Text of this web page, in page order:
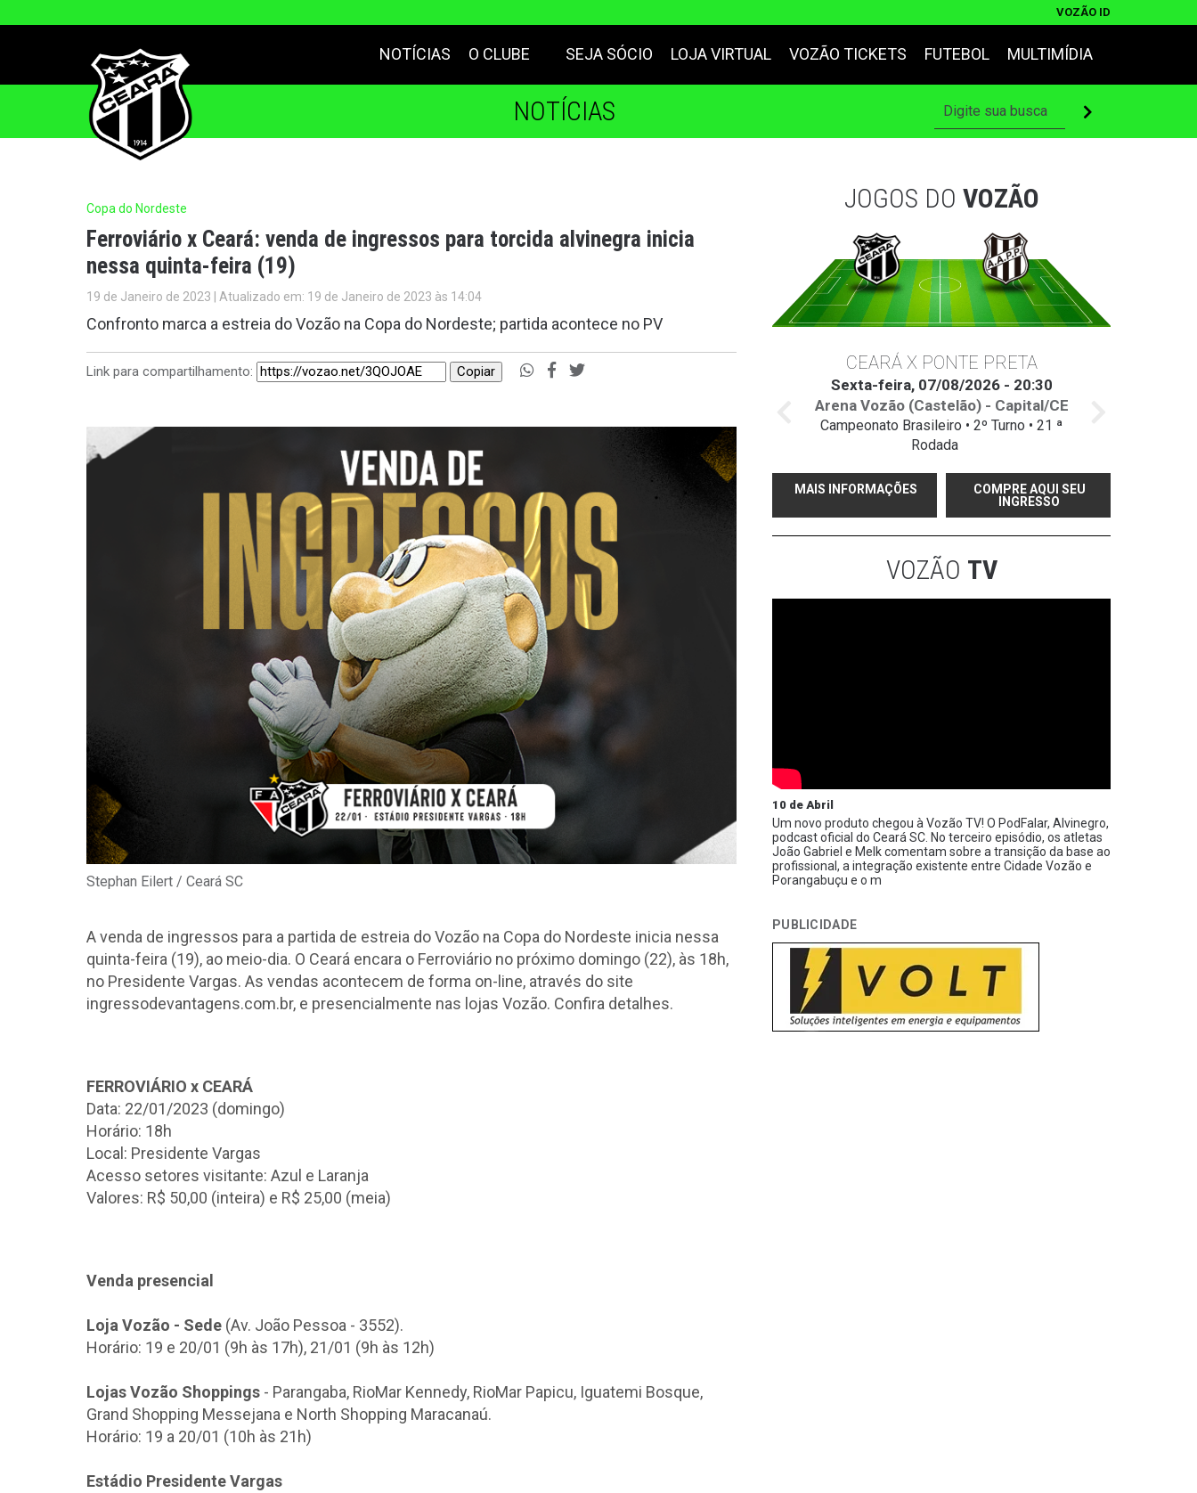
VOZÃO ID
NOTÍCIAS O CLUBE SEJA SÓCIO LOJA VIRTUAL VOZÃO TICKETS FUTEBOL MULTIMÍDIA
NOTÍCIAS
Copa do Nordeste
Ferroviário x Ceará: venda de ingressos para torcida alvinegra inicia
nessa quinta-feira (19)
19 de Janeiro de 2023 | Atualizado em: 19 de Janeiro de 2023 às 14:04
Confronto marca a estreia do Vozão na Copa do Nordeste; partida acontece no PV
Link para compartilhamento: Copiar
Stephan Eilert / Ceará SC
A venda de ingressos para a partida de estreia do Vozão na Copa do Nordeste inicia nessa
quinta-feira (19), ao meio-dia. O Ceará encara o Ferroviário no próximo domingo (22), às 18h,
no Presidente Vargas. As vendas acontecem de forma on-line, através do site
ingressodevantagens.com.br, e presencialmente nas lojas Vozão. Confira detalhes.
FERROVIÁRIO x CEARÁ
Data: 22/01/2023 (domingo)
Horário: 18h
Local: Presidente Vargas
Acesso setores visitante: Azul e Laranja
Valores: R$ 50,00 (inteira) e R$ 25,00 (meia)
Venda presencial
Loja Vozão - Sede (Av. João Pessoa - 3552).
Horário: 19 e 20/01 (9h às 17h), 21/01 (9h às 12h)
Lojas Vozão Shoppings - Parangaba, RioMar Kennedy, RioMar Papicu, Iguatemi Bosque,
Grand Shopping Messejana e North Shopping Maracanaú.
Horário: 19 a 20/01 (10h às 21h)
Estádio Presidente Vargas
JOGOS DO VOZÃO
CEARÁ X PONTE PRETA
Sexta-feira, 07/08/2026 - 20:30
Arena Vozão (Castelão) - Capital/CE
Campeonato Brasileiro • 2º Turno • 21 ª
Rodada
MAIS INFORMAÇÕES
COMPRE AQUI SEU
INGRESSO
VOZÃO TV
10 de Abril
Um novo produto chegou à Vozão TV! O PodFalar, Alvinegro,
podcast oficial do Ceará SC. No terceiro episódio, os atletas
João Gabriel e Melk comentam sobre a transição da base ao
profissional, a integração existente entre Cidade Vozão e
Porangabuçu e o m
PUBLICIDADE